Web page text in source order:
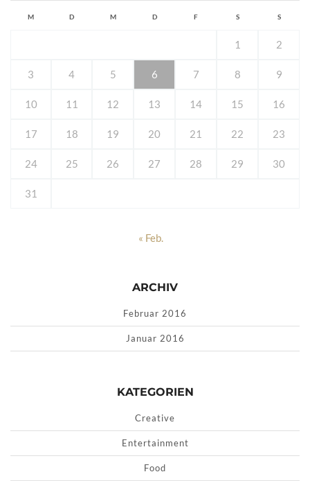
M D M D F S S
1 2
3 4 5 6 7 8 9
10 11 12 13 14 15 16
17 18 19 20 21 22 23
24 25 26 27 28 29 30
31
« Feb.
ARCHIV
Februar 2016
Januar 2016
KATEGORIEN
Creative
Entertainment
Food